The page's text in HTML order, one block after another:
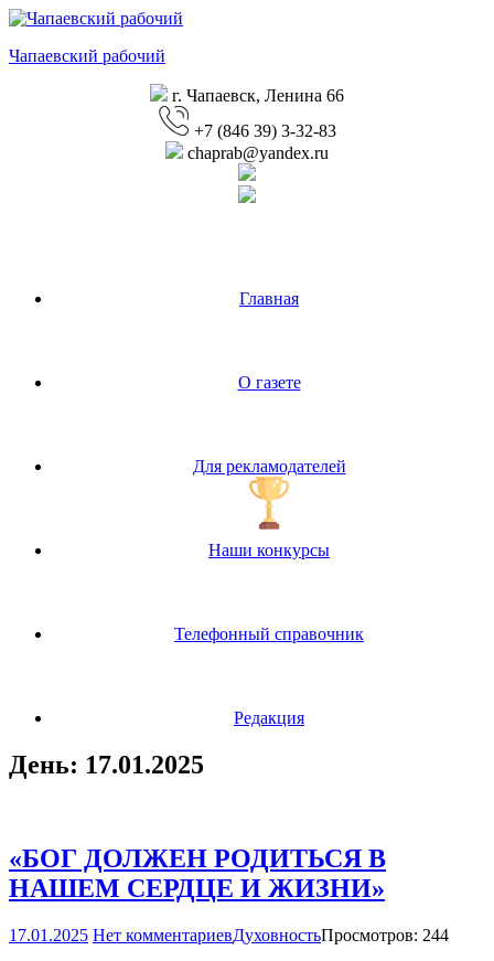
Перейти
содержимому
Чапаевский рабочий
г. Чапаевск, Ленина 66
+7 (846 39) 3-32-83
chaprab@yandex.ru
Главная
О газете
Для рекламодателей
Наши конкурсы
Телефонный справочник
Редакция
День: 17.01.2025
«БОГ ДОЛЖЕН РОДИТЬСЯ В
НАШЕМ СЕРДЦЕ И ЖИЗНИ»
17.01.2025 Нет комментариевДуховностьПросмотров: 244